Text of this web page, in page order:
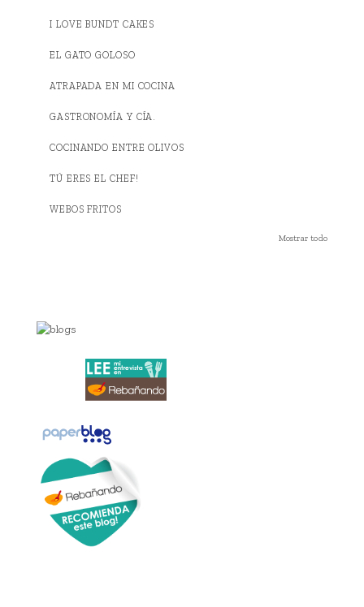
I LOVE BUNDT CAKES
EL GATO GOLOSO
ATRAPADA EN MI COCINA
GASTRONOMÍA Y CÍA.
COCINANDO ENTRE OLIVOS
TÚ ERES EL CHEF!
WEBOS FRITOS
Mostrar todo